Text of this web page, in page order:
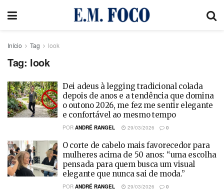
Início Tag look
Tag: look
Dei adeus à legging tradicional colada
depois de anos e a tendência que domina
o outono 2026, me fez me sentir elegante
e confortável ao mesmo tempo
POR ANDRÉ RANGEL 29/03/2026 0
O corte de cabelo mais favorecedor para
mulheres acima de 50 anos: “uma escolha
pensada para quem busca um visual
elegante que nunca sai de moda.”
POR ANDRÉ RANGEL 29/03/2026 0